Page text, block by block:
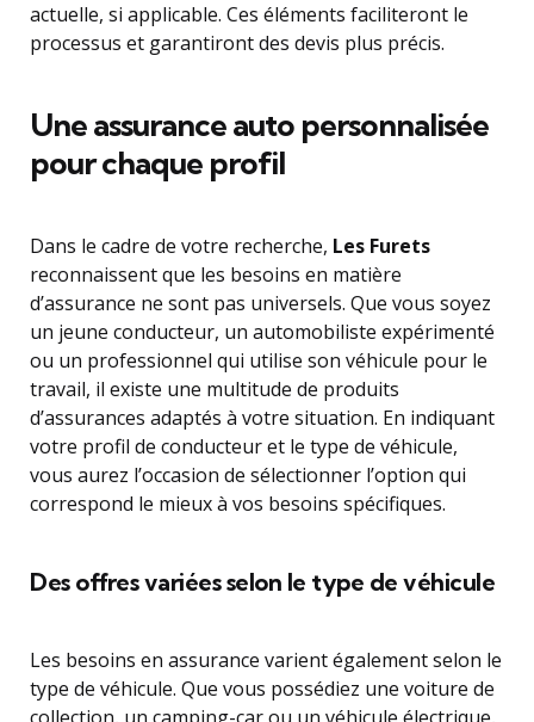
actuelle, si applicable. Ces éléments faciliteront le
processus et garantiront des devis plus précis.
Une assurance auto personnalisée
pour chaque profil
Dans le cadre de votre recherche, Les Furets
reconnaissent que les besoins en matière
d’assurance ne sont pas universels. Que vous soyez
un jeune conducteur, un automobiliste expérimenté
ou un professionnel qui utilise son véhicule pour le
travail, il existe une multitude de produits
d’assurances adaptés à votre situation. En indiquant
votre profil de conducteur et le type de véhicule,
vous aurez l’occasion de sélectionner l’option qui
correspond le mieux à vos besoins spécifiques.
Des offres variées selon le type de véhicule
Les besoins en assurance varient également selon le
type de véhicule. Que vous possédiez une voiture de